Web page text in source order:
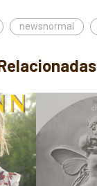
newsnormal